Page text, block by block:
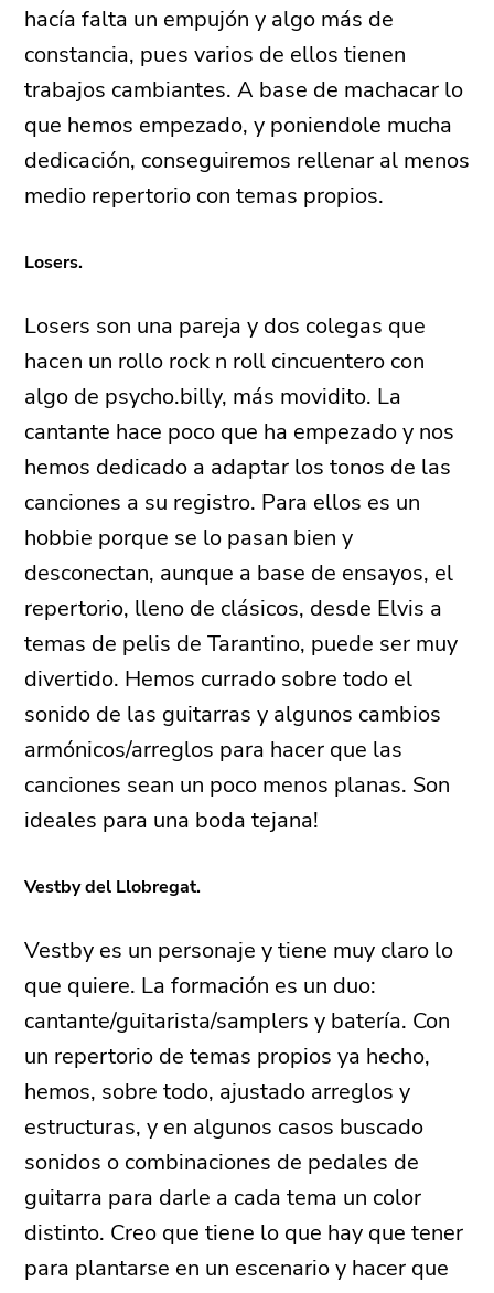
hacía falta un empujón y algo más de
constancia, pues varios de ellos tienen
trabajos cambiantes. A base de machacar lo
que hemos empezado, y poniendole mucha
dedicación, conseguiremos rellenar al menos
medio repertorio con temas propios.
Losers.
Losers son una pareja y dos colegas que
hacen un rollo rock n roll cincuentero con
algo de psycho.billy, más movidito. La
cantante hace poco que ha empezado y nos
hemos dedicado a adaptar los tonos de las
canciones a su registro. Para ellos es un
hobbie porque se lo pasan bien y
desconectan, aunque a base de ensayos, el
repertorio, lleno de clásicos, desde Elvis a
temas de pelis de Tarantino, puede ser muy
divertido. Hemos currado sobre todo el
sonido de las guitarras y algunos cambios
armónicos/arreglos para hacer que las
canciones sean un poco menos planas. Son
ideales para una boda tejana!
Vestby del Llobregat.
Vestby es un personaje y tiene muy claro lo
que quiere. La formación es un duo:
cantante/guitarista/samplers y batería. Con
un repertorio de temas propios ya hecho,
hemos, sobre todo, ajustado arreglos y
estructuras, y en algunos casos buscado
sonidos o combinaciones de pedales de
guitarra para darle a cada tema un color
distinto. Creo que tiene lo que hay que tener
para plantarse en un escenario y hacer que